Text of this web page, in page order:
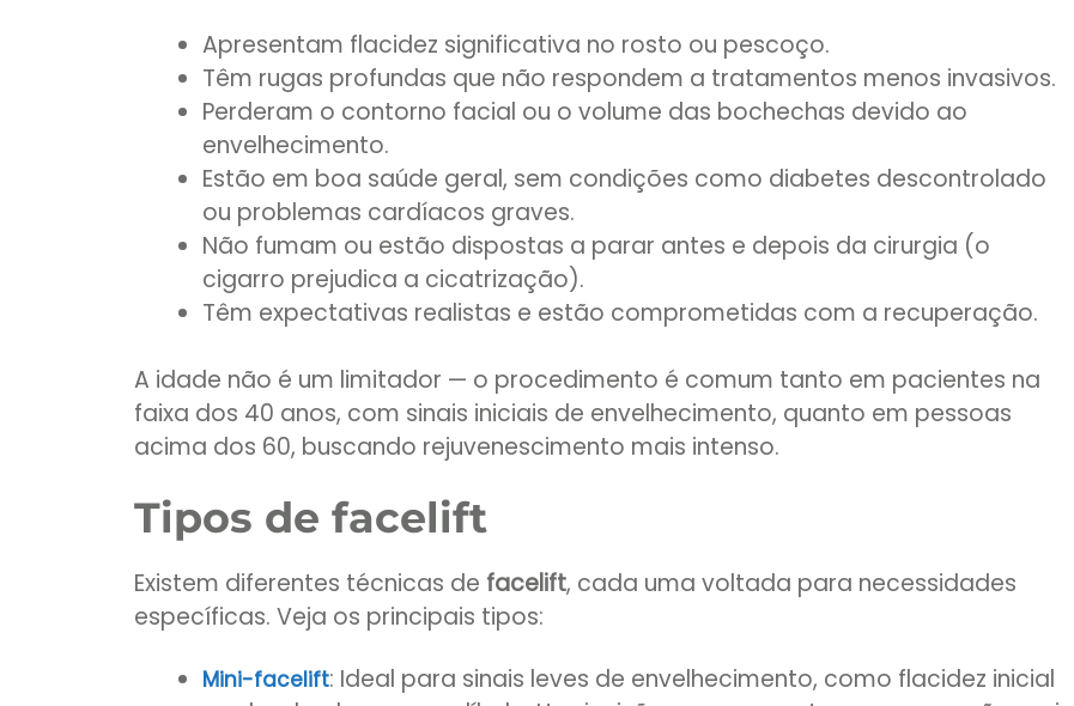
Apresentam flacidez significativa no rosto ou pescoço.
Têm rugas profundas que não respondem a tratamentos menos invasivos.
Perderam o contorno facial ou o volume das bochechas devido ao
envelhecimento.
Estão em boa saúde geral, sem condições como diabetes descontrolado
ou problemas cardíacos graves.
Não fumam ou estão dispostas a parar antes e depois da cirurgia (o
cigarro prejudica a cicatrização).
Têm expectativas realistas e estão comprometidas com a recuperação.
A idade não é um limitador — o procedimento é comum tanto em pacientes na
faixa dos 40 anos, com sinais iniciais de envelhecimento, quanto em pessoas
acima dos 60, buscando rejuvenescimento mais intenso.
Tipos de facelift
Existem diferentes técnicas de facelift, cada uma voltada para necessidades
específicas. Veja os principais tipos:
Mini-facelift: Ideal para sinais leves de envelhecimento, como flacidez inicial